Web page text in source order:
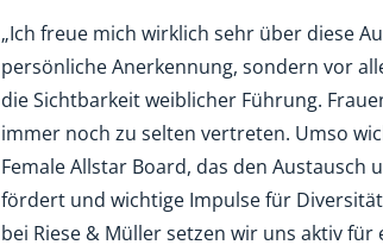
„Ich freue mich wirklich sehr über diese
persönliche Anerkennung, sondern vor
die Sichtbarkeit weiblicher Führung.
immer noch zu selten vertreten. Umso
Female Allstar Board, das den Austausch
fördert und wichtige Impulse für
bei Riese & Müller setzen wir uns aktiv